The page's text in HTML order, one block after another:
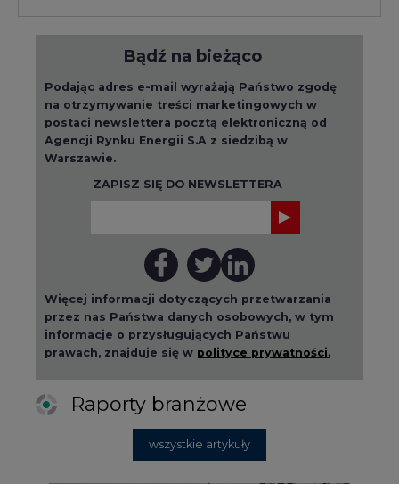
przez nas Państwa danych osobowych, w tym
informacje o przysługujących Państwu
prawach, znajduje się w polityce prywatności.
Raporty branżowe
po węglu"? (raport)